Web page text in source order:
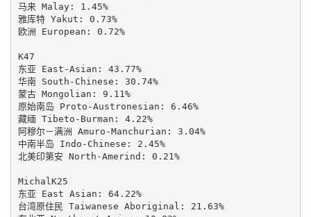
马来 Malay: 1.45%
雅库特 Yakut: 0.73%
欧洲 European: 0.72%
K47
东亚 East-Asian: 43.77%
华南 South-Chinese: 30.74%
蒙古 Mongolian: 9.11%
原始南岛 Proto-Austronesian: 6.46%
藏缅 Tibeto-Burman: 4.22%
阿穆尔－满洲 Amuro-Manchurian: 3.04%
中南半岛 Indo-Chinese: 2.45%
北美印第安 North-Amerind: 0.21%
MichalK25
东亚 East Asian: 64.22%
台湾原住民 Taiwanese Aboriginal: 21.63%